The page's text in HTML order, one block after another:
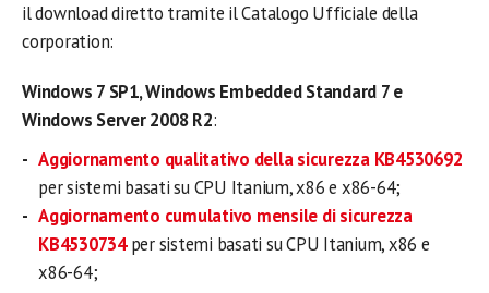
il download diretto tramite il Catalogo Ufficiale della
corporation:
Windows 7 SP1, Windows Embedded Standard 7 e
Windows Server 2008 R2:
Aggiornamento qualitativo della sicurezza KB4530692
per sistemi basati su CPU Itanium, x86 e x86-64;
Aggiornamento cumulativo mensile di sicurezza
KB4530734per sistemi basati su CPU Itanium, x86 e
x86-64;